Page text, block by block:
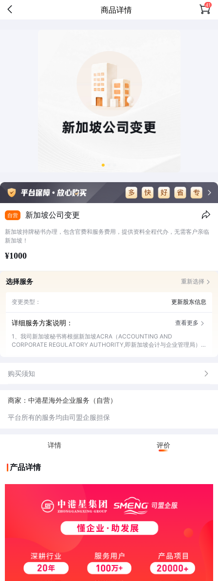
商品详情 41
自营 新加坡公司变更
新加坡持牌秘书办理，包含官费和服务费用，提供资料全程代办，无需客户亲临
新加坡！
¥1000
选择服务 重新选择
变更类型： 更新股东信息
详细服务方案说明：
查看更多
1、我司新加坡秘书将根据新加坡ACRA（ACCOUNTING AND
CORPORATE REGULATORY AUTHORITY,即新加坡会计与企业管理局）
购买须知
商家：中港星海外企业服务（自营）
平台所有的服务均由司盟企服担保
详情 评价
产品详情